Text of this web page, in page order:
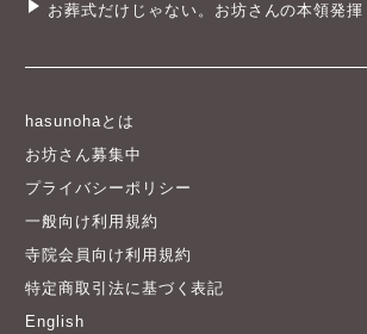
お葬式だけじゃない。お坊さんの本領発揮
hasunohaとは
お坊さん募集中
プライバシーポリシー
一般向け利用規約
寺院会員向け利用規約
特定商取引法に基づく表記
English